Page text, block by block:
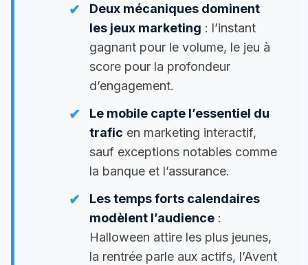
Deux mécaniques dominent
les jeux marketing : l’instant
gagnant pour le volume, le jeu à
score pour la profondeur
d’engagement.
Le mobile capte l’essentiel du
trafic en marketing interactif,
sauf exceptions notables comme
la banque et l’assurance.
Les temps forts calendaires
modèlent l’audience :
Halloween attire les plus jeunes,
la rentrée parle aux actifs, l’Avent